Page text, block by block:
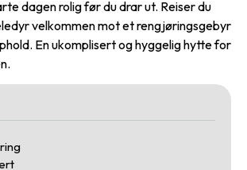
dagen rolig før du drar ut. Reiser du
velkommen mot et rengjøringsgebyr
En ukomplisert og hyggelig hytte for